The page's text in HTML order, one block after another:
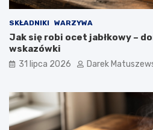
SKŁADNIKI WARZYWA
Jak się robi ocet jabłkowy –
wskazówki
31 lipca 2026 Darek